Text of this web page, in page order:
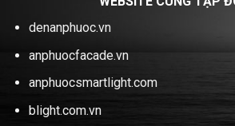
denanphuoc.vn
anphuocfacade.vn
anphuocsmartlight.com
blight.com.vn